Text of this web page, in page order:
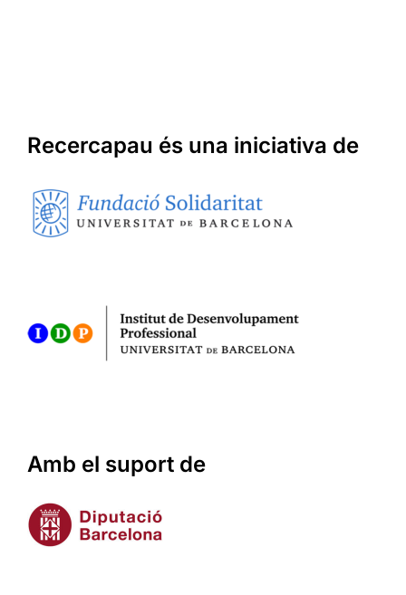
Recercapau és una iniciativa de
Amb el suport de